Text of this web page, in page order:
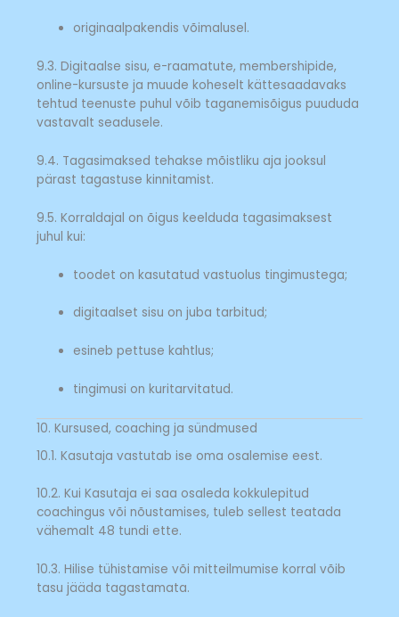
originaalpakendis võimalusel.
9.3. Digitaalse sisu, e-raamatute, membershipide,
online-kursuste ja muude koheselt kättesaadavaks
tehtud teenuste puhul võib taganemisõigus puududa
vastavalt seadusele.
9.4. Tagasimaksed tehakse mõistliku aja jooksul
pärast tagastuse kinnitamist.
9.5. Korraldajal on õigus keelduda tagasimaksest
juhul kui:
toodet on kasutatud vastuolus tingimustega;
digitaalset sisu on juba tarbitud;
esineb pettuse kahtlus;
tingimusi on kuritarvitatud.
10. Kursused, coaching ja sündmused
10.1. Kasutaja vastutab ise oma osalemise eest.
10.2. Kui Kasutaja ei saa osaleda kokkulepitud
coachingus või nõustamises, tuleb sellest teatada
vähemalt 48 tundi ette.
10.3. Hilise tühistamise või mitteilmumise korral võib
tasu jääda tagastamata.